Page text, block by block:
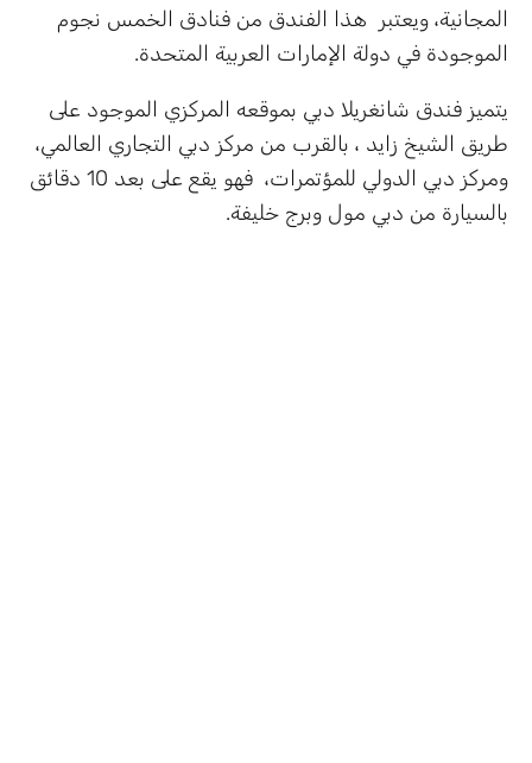
المجانية، ويعتبر هذا الفندق من فنادق الخمس نجوم
الموجودة في دولة الإمارات العربية المتحدة.
يتميز فندق شانغريلا دبي بموقعه المركزي الموجود على
طريق الشيخ زايد ، بالقرب من مركز دبي التجاري العالمي،
ومركز دبي الدولي للمؤتمرات، فهو يقع على بعد 10 دقائق
بالسيارة من دبي مول وبرج خليفة.